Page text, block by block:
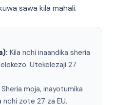
sawa kila mahali.
Kila nchi inaandika sheria
Utekelezaji 27
Sheria moja, inayotumika
nchi zote 27 za EU.